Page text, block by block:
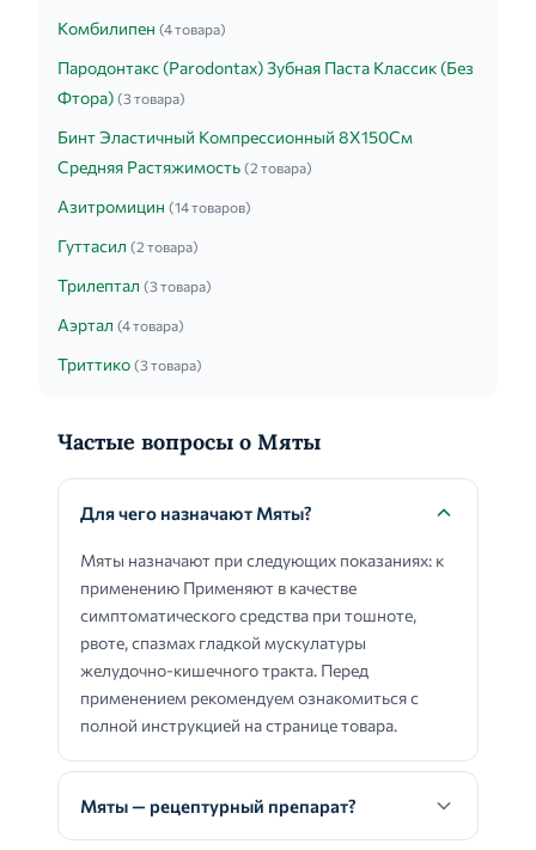
Комбилипен (4 товара)
Пародонтакс (Parodontax) Зубная Паста Классик (Без
Фтора) (3 товара)
Бинт Эластичный Компрессионный 8Х150См
Средняя Растяжимость (2 товара)
Азитромицин (14 товаров)
Гуттасил (2 товара)
Трилептал (3 товара)
Аэртал (4 товара)
Триттико (3 товара)
Частые вопросы о Мяты
Для чего назначают Мяты?
Мяты назначают при следующих показаниях: к
применению Применяют в качестве
симптоматического средства при тошноте,
рвоте, спазмах гладкой мускулатуры
желудочно-кишечного тракта. Перед
применением рекомендуем ознакомиться с
полной инструкцией на странице товара.
Мяты — рецептурный препарат?